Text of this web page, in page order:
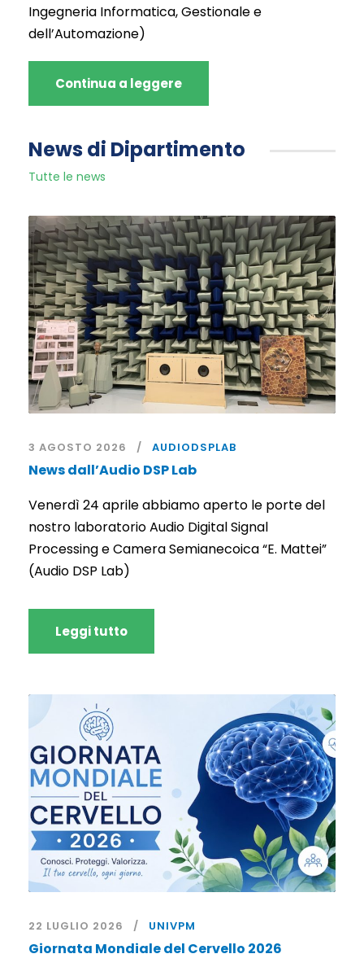
Ingegneria Informatica, Gestionale e
dell’Automazione)
Continua a leggere
News di Dipartimento
Tutte le news
3 AGOSTO 2026 AUDIODSPLAB
News dall’Audio DSP Lab
Venerdì 24 aprile abbiamo aperto le porte del
nostro laboratorio Audio Digital Signal
Processing e Camera Semianecoica “E. Mattei”
(Audio DSP Lab)
Leggi tutto
22 LUGLIO 2026 UNIVPM
Giornata Mondiale del Cervello 2026